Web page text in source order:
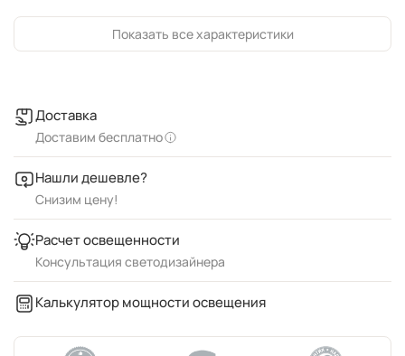
Показать все характеристики
Доставка
Доставим бесплатно
Нашли дешевле?
Снизим цену!
Расчет освещенности
Консультация светодизайнера
Калькулятор мощности освещения